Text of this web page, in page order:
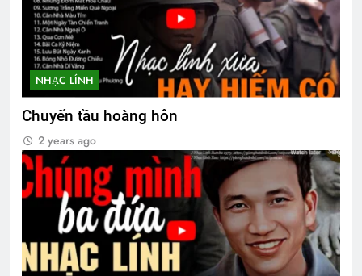
NHẠC LÍNH
Chuyến tầu hoàng hôn
2 years ago